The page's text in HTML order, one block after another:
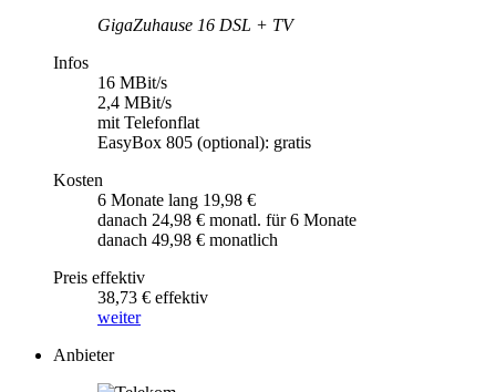
GigaZuhause 16 DSL + TV
Infos
16 MBit/s
2,4 MBit/s
mit Telefonflat
EasyBox 805 (optional): gratis
Kosten
6 Monate lang 19,98 €
danach 24,98 € monatl. für 6 Monate
danach 49,98 € monatlich
Preis effektiv
38,73 € effektiv
weiter
Anbieter